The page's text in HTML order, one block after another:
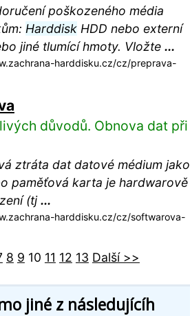
poškozeného média
HarddiskHDD nebo externí
jiné tlumící hmoty. Vložte ...
harddisku.cz/cz/preprava-
důvodů. Obnova dat při
ztráta dat datové médium jako
paměťová karta je hardwarově
(tj...
harddisku.cz/cz/softwarova-
8 9 10 11 12 13 Další >>
jiné z následujícíh